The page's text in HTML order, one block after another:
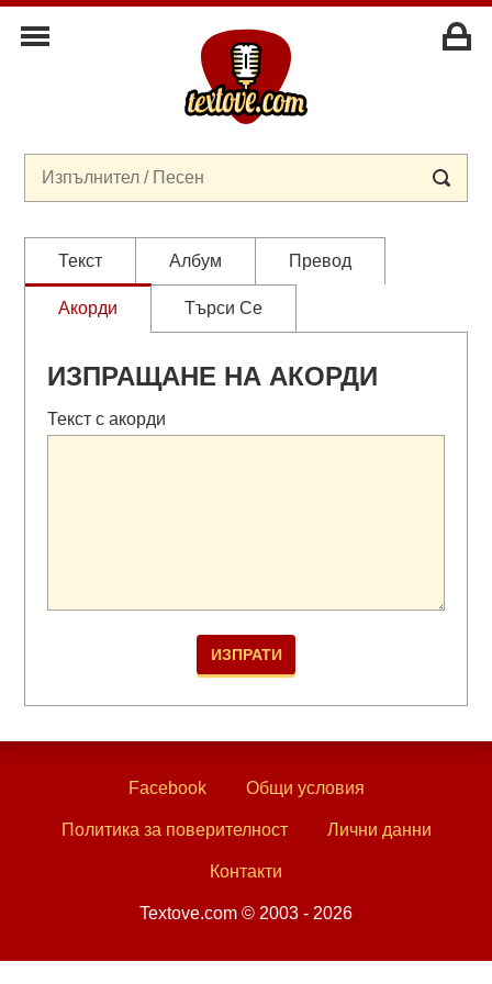
Текст Албум Превод
Акорди Търси Се
ИЗПРАЩАНЕ НА АКОРДИ
Текст с акорди
Facebook Общи условия
Политика за поверителност Лични данни
Контакти
Textove.com © 2003 - 2026